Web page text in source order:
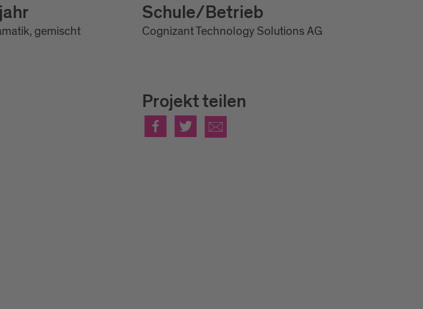
gemischt
Schule/Betrieb
Cognizant Technology Solutions AG
Projekt teilen